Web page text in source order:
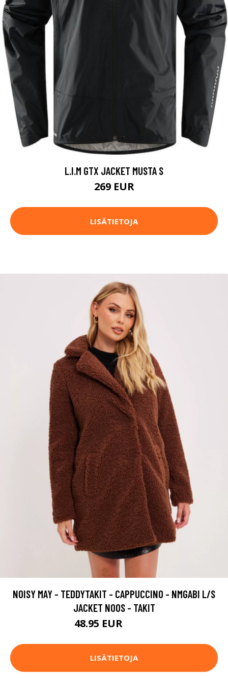
L.I.M GTX JACKET MUSTA S
269 EUR
LISÄTIETOJA
NOISY MAY - TEDDYTAKIT - CAPPUCCINO - NMGABI L/S
JACKET NOOS - TAKIT
48.95 EUR
LISÄTIETOJA